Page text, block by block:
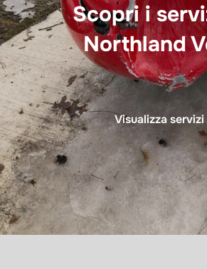
Scopri i
Northland
Visualizza servizi